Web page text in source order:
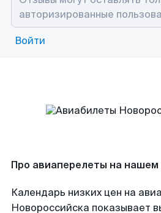
Войти
Про авиаперелеты на нашем
Календарь низких цен на
Новороссийска показывает